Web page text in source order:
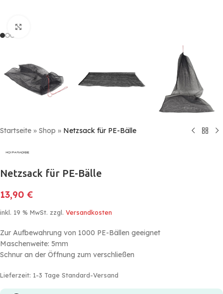
Startseite » Shop » Netzsack für PE-Bälle
Netzsack für PE-Bälle
13,90 €
inkl. 19 % MwSt. zzgl. Versandkosten
Zur Aufbewahrung von 1000 PE-Bällen geeignet
Maschenweite: 5mm
Schnur an der Öffnung zum verschließen
Lieferzeit: 1-3 Tage Standard-Versand